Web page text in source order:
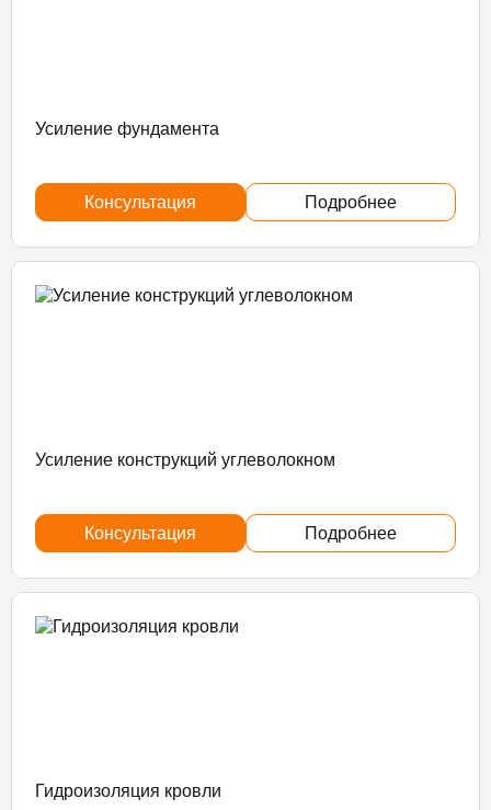
Усиление фундамента
Консультация Подробнее
Усиление конструкций углеволокном
Консультация Подробнее
Гидроизоляция кровли